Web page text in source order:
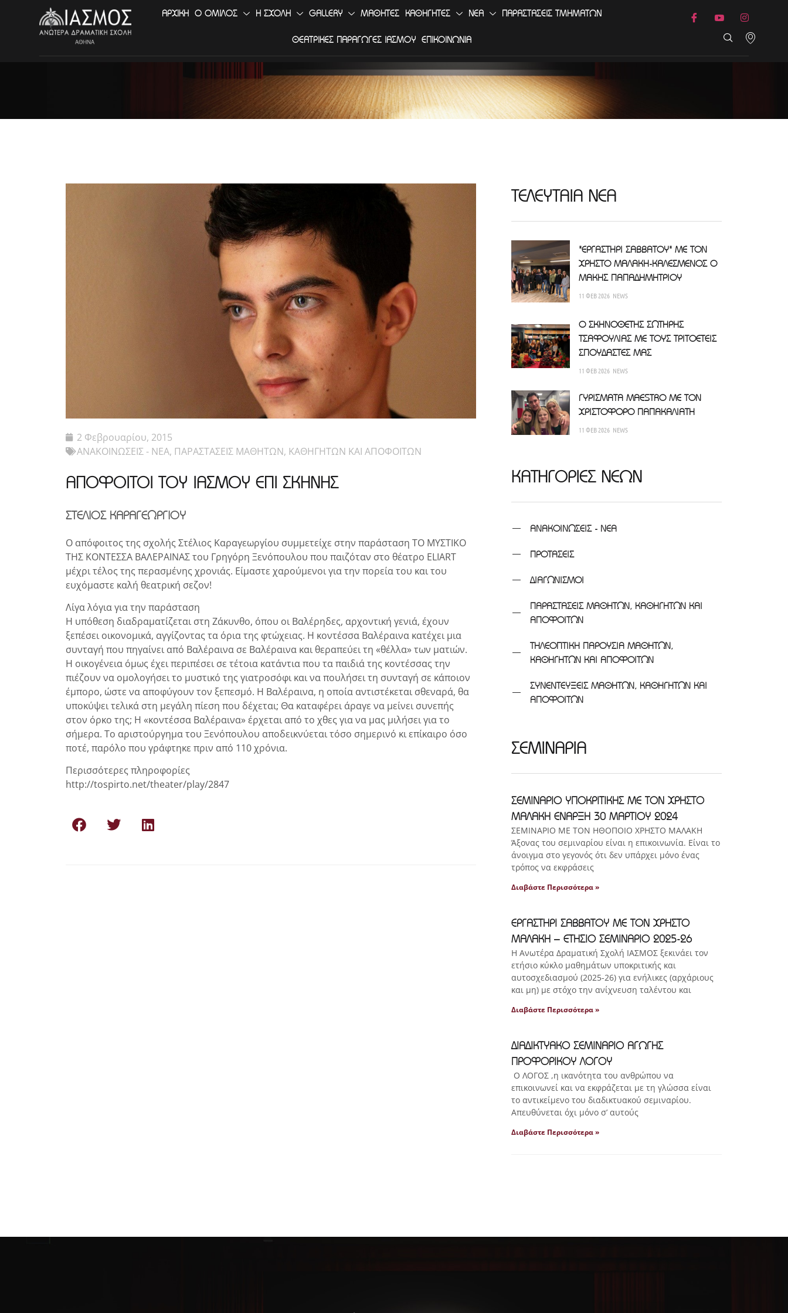
ΑΡΧΙΚΉ Ο ΟΜΙΛΟΣ Η ΣΧΟΛΗ GALLERY ΜΑΘΗΤΕΣ ΚΑΘΗΓΗΤΕΣ ΝΕΑ ΠΑΡΑΣΤΑΣΕΙΣ ΤΜΗΜΑΤΩΝ
ΘΕΑΤΡΙΚΕΣ ΠΑΡΑΓΩΓΕΣ ΙΑΣΜΟΥ ΕΠΙΚΟΙΝΩΝΙΑ
2 Φεβρουαρίου, 2015
ΑΝΑΚΟΙΝΩΣΕΙΣ - ΝΕΑ, ΠΑΡΑΣΤΑΣΕΙΣ ΜΑΘΗΤΩΝ, ΚΑΘΗΓΗΤΩΝ ΚΑΙ ΑΠΟΦΟΙΤΩΝ
ΑΠΟΦΟΙΤΟΙ ΤΟΥ ΙΑΣΜΟΥ ΕΠΙ ΣΚΗΝΗΣ
ΣΤΕΛΙΟΣ ΚΑΡΑΓΕΩΡΓΙΟΥ
Ο απόφοιτος της σχολής Στέλιος Καραγεωργίου συμμετείχε στην παράσταση ΤΟ ΜΥΣΤΙΚΟ
ΤΗΣ ΚΟΝΤΕΣΣΑ ΒΑΛΕΡΑΙΝΑΣ του Γρηγόρη Ξενόπουλου που παιζόταν στο θέατρο ELIART
μέχρι τέλος της περασμένης χρονιάς. Είμαστε χαρούμενοι για την πορεία του και του
ευχόμαστε καλή θεατρική σεζον!
Λίγα λόγια για την παράσταση
Η υπόθεση διαδραματίζεται στη Ζάκυνθο, όπου οι Βαλέρηδες, αρχοντική γενιά, έχουν
ξεπέσει οικονομικά, αγγίζοντας τα όρια της φτώχειας. Η κοντέσσα Βαλέραινα κατέχει μια
συνταγή που πηγαίνει από Βαλέραινα σε Βαλέραινα και θεραπεύει τη «θέλλα» των ματιών.
Η οικογένεια όμως έχει περιπέσει σε τέτοια κατάντια που τα παιδιά της κοντέσσας την
πιέζουν να ομολογήσει το μυστικό της γιατροσόφι και να πουλήσει τη συνταγή σε κάποιον
έμπορο, ώστε να αποφύγουν τον ξεπεσμό. Η Βαλέραινα, η οποία αντιστέκεται σθεναρά, θα
υποκύψει τελικά στη μεγάλη πίεση που δέχεται; Θα καταφέρει άραγε να μείνει συνεπής
στον όρκο της; Η «κοντέσσα Βαλέραινα» έρχεται από το χθες για να μας μιλήσει για το
σήμερα. Το αριστούργημα του Ξενόπουλου αποδεικνύεται τόσο σημερινό κι επίκαιρο όσο
ποτέ, παρόλο που γράφτηκε πριν από 110 χρόνια.
Περισσότερες πληροφορίες
http://tospirto.net/theater/play/2847
ΤΕΛΕΥΤΑΙΑ ΝΕΑ
"ΕΡΓΑΣΤΗΡΙ ΣΑΒΒΑΤΟΥ" ΜΕ ΤΟΝ
ΧΡΗΣΤΟ ΜΑΛΑΚΗ-ΚΑΛΕΣΜΕΝΟΣ Ο
ΜΑΚΗΣ ΠΑΠΑΔΗΜΗΤΡΙΟΥ
11 ΦΕΒ 2026 NEWS
Ο ΣΚΗΝΟΘΕΤΗΣ ΣΩΤΗΡΗΣ
ΤΣΑΦΟΥΛΙΑΣ ΜΕ ΤΟΥΣ ΤΡΙΤΟΕΤΕΙΣ
ΣΠΟΥΔΑΣΤΕΣ ΜΑΣ
11 ΦΕΒ 2026 NEWS
ΓΥΡΙΣΜΑΤΑ MAESTRO ΜΕ ΤΟΝ
ΧΡΙΣΤΟΦΟΡΟ ΠΑΠΑΚΑΛΙΑΤΗ
11 ΦΕΒ 2026 NEWS
ΚΑΤΗΓΟΡΙΕΣ ΝΕΩΝ
ΑΝΑΚΟΙΝΩΣΕΙΣ - ΝΕΑ
ΠΡΟΤΑΣΕΙΣ
ΔΙΑΓΩΝΙΣΜΟΙ
ΠΑΡΑΣΤΑΣΕΙΣ ΜΑΘΗΤΩΝ, ΚΑΘΗΓΗΤΩΝ ΚΑΙ
ΑΠΟΦΟΙΤΩΝ
ΤΗΛΕΟΠΤΙΚΗ ΠΑΡΟΥΣΙΑ ΜΑΘΗΤΩΝ,
ΚΑΘΗΓΗΤΩΝ ΚΑΙ ΑΠΟΦΟΙΤΩΝ
ΣΥΝΕΝΤΕΥΞΕΙΣ ΜΑΘΗΤΩΝ, ΚΑΘΗΓΗΤΩΝ ΚΑΙ
ΑΠΟΦΟΙΤΩΝ
ΣΕΜΙΝΑΡΙΑ
ΣΕΜΙΝΑΡΙΟ ΥΠΟΚΡΙΤΙΚΗΣ ΜΕ ΤΟΝ ΧΡΗΣΤΟ
ΜΑΛΑΚΗ ΕΝΑΡΞΗ 30 ΜΑΡΤΙΟΥ 2024
ΣΕΜΙΝΑΡΙΟ ΜΕ ΤΟΝ ΗΘΟΠΟΙΟ ΧΡΗΣΤΟ ΜΑΛΑΚΗ
Άξονας του σεμιναρίου είναι η επικοινωνία. Είναι το
άνοιγμα στο γεγονός ότι δεν υπάρχει μόνο ένας
τρόπος να εκφράσεις
Διαβάστε Περισσότερα »
ΕΡΓΑΣΤΗΡΙ ΣΑΒΒΑΤΟΥ ΜΕ ΤΟΝ ΧΡΗΣΤΟ
ΜΑΛΑΚΗ – ΕΤΗΣΙΟ ΣΕΜΙΝΑΡΙΟ 2025-26
Η Ανωτέρα Δραματική Σχολή ΙΑΣΜΟΣ ξεκινάει τον
ετήσιο κύκλο μαθημάτων υποκριτικής και
αυτοσχεδιασμού (2025-26) για ενήλικες (αρχάριους
και μη) με στόχο την ανίχνευση ταλέντου και
Διαβάστε Περισσότερα »
ΔΙΑΔΙΚΤΥΑΚΟ ΣΕΜΙΝΑΡΙΟ ΑΓΩΓΗΣ
ΠΡΟΦΟΡΙΚΟΥ ΛΟΓΟΥ
Ο ΛΟΓΟΣ ,η ικανότητα του ανθρώπου να
επικοινωνεί και να εκφράζεται με τη γλώσσα είναι
το αντικείμενο του διαδικτυακού σεμιναρίου.
Απευθύνεται όχι μόνο σ’ αυτούς
Διαβάστε Περισσότερα »